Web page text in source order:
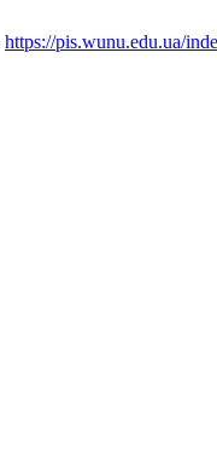
https://pis.wunu.edu.ua/